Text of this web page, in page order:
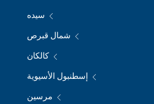
سيده
شمال قبرص
كالكان
إسطنبول الأسيوية
مرسين